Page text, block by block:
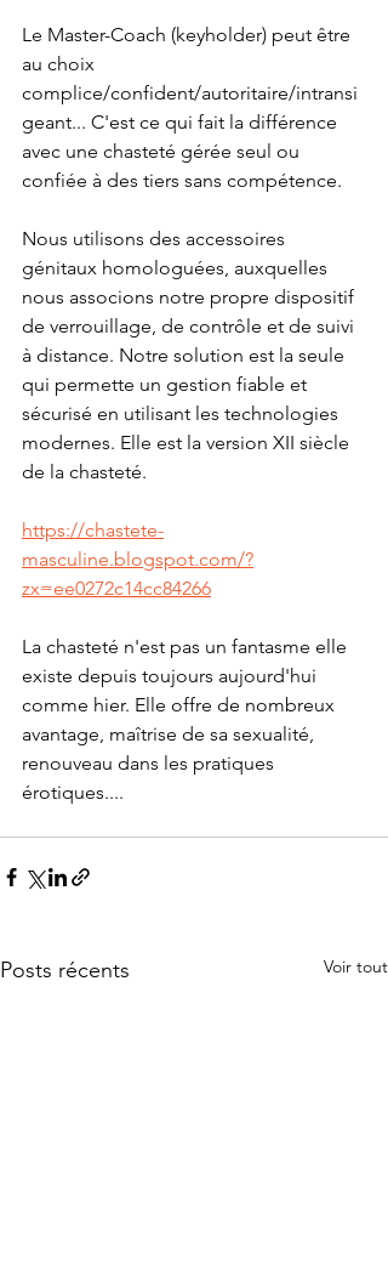
Le Master-Coach (keyholder) peut être
au choix
complice/confident/autoritaire/intransi
geant... C'est ce qui fait la différence
avec une chasteté gérée seul ou
confiée à des tiers sans compétence.
Nous utilisons des accessoires
génitaux homologuées, auxquelles
nous associons notre propre dispositif
de verrouillage, de contrôle et de suivi
à distance. Notre solution est la seule
qui permette un gestion fiable et
sécurisé en utilisant les technologies
modernes. Elle est la version XII siècle
de la chasteté.
https://chastete-
masculine.blogspot.com/?
zx=ee0272c14cc84266
La chasteté n'est pas un fantasme elle
existe depuis toujours aujourd'hui
comme hier. Elle offre de nombreux
avantage, maîtrise de sa sexualité,
renouveau dans les pratiques
érotiques....
Posts récents Voir tout